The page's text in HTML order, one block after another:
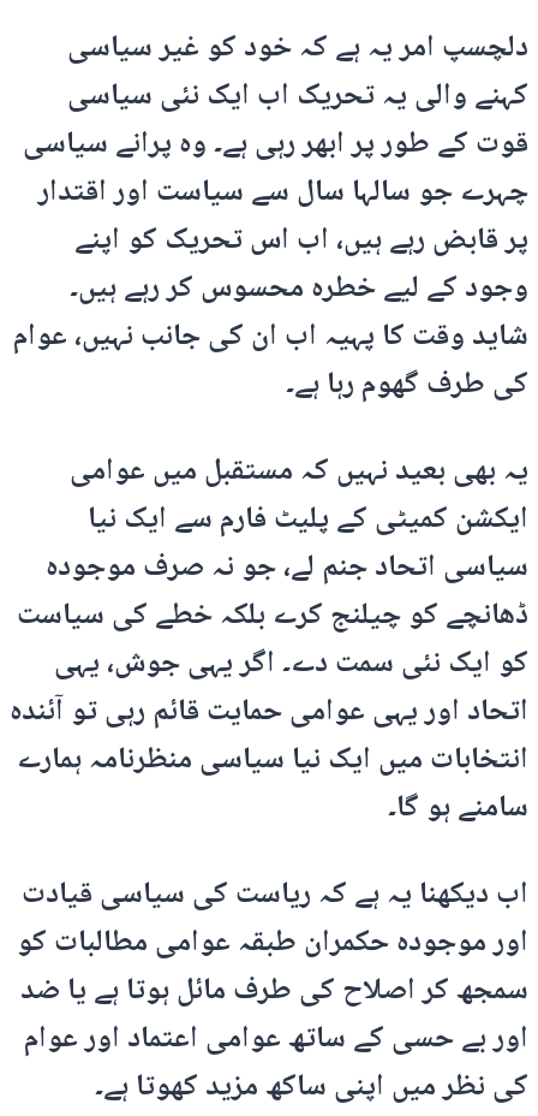
دلچسپ امر یہ ہے کہ خود کو غیر سیاسی
کہنے والی یہ تحریک اب ایک نئی سیاسی
قوت کے طور پر ابھر رہی ہے۔ وہ پرانے سیاسی
چہرے جو سالہا سال سے سیاست اور اقتدار
پر قابض رہے ہیں، اب اس تحریک کو اپنے
وجود کے لیے خطرہ محسوس کر رہے ہیں۔
شاید وقت کا پہیہ اب ان کی جانب نہیں، عوام
کی طرف گھوم رہا ہے۔
یہ بھی بعید نہیں کہ مستقبل میں عوامی
ایکشن کمیٹی کے پلیٹ فارم سے ایک نیا
سیاسی اتحاد جنم لے، جو نہ صرف موجودہ
ڈھانچے کو چیلنج کرے بلکہ خطے کی سیاست
کو ایک نئی سمت دے۔ اگر یہی جوش، یہی
اتحاد اور یہی عوامی حمایت قائم رہی تو آئندہ
انتخابات میں ایک نیا سیاسی منظرنامہ ہمارے
سامنے ہو گا۔
اب دیکھنا یہ ہے کہ ریاست کی سیاسی قیادت
اور موجودہ حکمران طبقہ عوامی مطالبات کو
سمجھ کر اصلاح کی طرف مائل ہوتا ہے یا ضد
اور بے حسی کے ساتھ عوامی اعتماد اور عوام
کی نظر میں اپنی ساکھ مزید کھوتا ہے۔